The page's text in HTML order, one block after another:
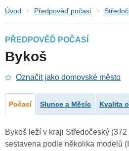
Úvod Předpověď počasí
PŘEDPOVĚĎ POČASÍ
Bykoš
Označit jako domovské město
Počasí Slunce a Měsíc Kvalita
Bykoš leží v kraji Středočeský
sestavena podle několika modelů